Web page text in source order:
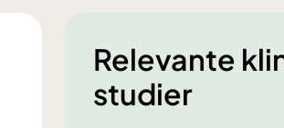
Relevante
studier